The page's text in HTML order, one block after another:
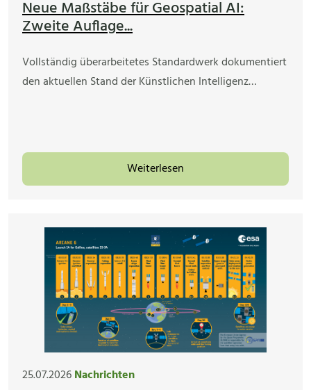
Neue Maßstäbe für Geospatial AI:
Zweite Auflage...
Vollständig überarbeitetes Standardwerk dokumentiert
den aktuellen Stand der Künstlichen Intelligenz…
Weiterlesen
25.07.2026Nachrichten